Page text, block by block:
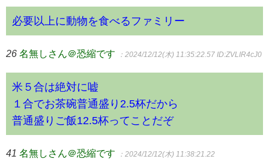
必要以上に動物を食べるファミリー
26 名無しさん＠恐縮です ：2024/12/12(木) 11:35:22.57 ID:ZVLIR4cJ0
米５合は絶対に嘘
１合でお茶碗普通盛り2.5杯だから
普通盛りご飯12.5杯ってことだぞ
41 名無しさん＠恐縮です ：2024/12/12(木) 11:38:21.22